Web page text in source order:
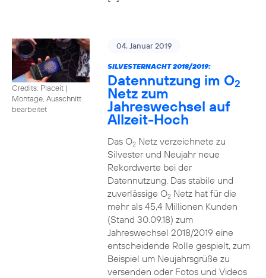
Credits: Placeit |
Montage, Ausschnitt
bearbeitet
04. Januar 2019
SILVESTERNACHT 2018/2019:
Datennutzung im O2
Netz zum
Jahreswechsel auf
Allzeit-Hoch
Das O2Netz verzeichnete zu
Silvester und Neujahr neue
Rekordwerte bei der
Datennutzung. Das stabile und
zuverlässige O2Netz hat für die
mehr als 45,4 Millionen Kunden
(Stand 30.09.18) zum
Jahreswechsel 2018/2019 eine
entscheidende Rolle gespielt, zum
Beispiel um Neujahrsgrüße zu
versenden oder Fotos und Videos